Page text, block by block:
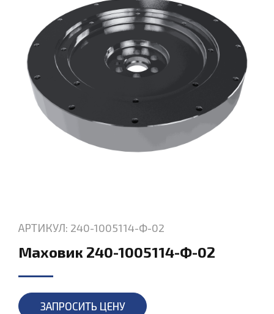
АРТИКУЛ: 240-1005114-Ф-02
Маховик 240-1005114-Ф-02
ЗАПРОСИТЬ ЦЕНУ